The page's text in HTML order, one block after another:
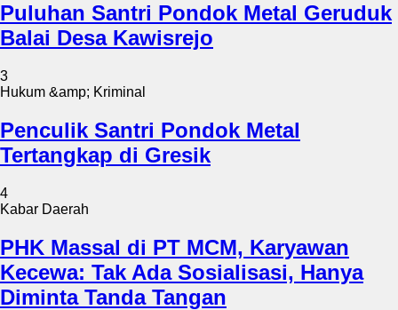
Puluhan Santri Pondok Metal Geruduk
Balai Desa Kawisrejo
3
Hukum &amp; Kriminal
Penculik Santri Pondok Metal
Tertangkap di Gresik
4
Kabar Daerah
PHK Massal di PT MCM, Karyawan
Kecewa: Tak Ada Sosialisasi, Hanya
Diminta Tanda Tangan